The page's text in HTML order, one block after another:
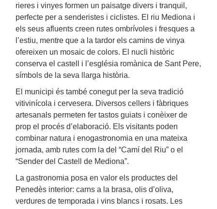
rieres i vinyes formen un paisatge divers i tranquil,
perfecte per a senderistes i ciclistes. El riu Mediona i
els seus afluents creen rutes ombrívoles i fresques a
l’estiu, mentre que a la tardor els camins de vinya
ofereixen un mosaic de colors. El nucli històric
conserva el castell i l’església romànica de Sant Pere,
símbols de la seva llarga història.
El municipi és també conegut per la seva tradició
vitivinícola i cervesera. Diversos cellers i fàbriques
artesanals permeten fer tastos guiats i conèixer de
prop el procés d’elaboració. Els visitants poden
combinar natura i enogastronomia en una mateixa
jornada, amb rutes com la del “Camí del Riu” o el
“Sender del Castell de Mediona”.
La gastronomia posa en valor els productes del
Penedès interior: carns a la brasa, olis d’oliva,
verdures de temporada i vins blancs i rosats. Les